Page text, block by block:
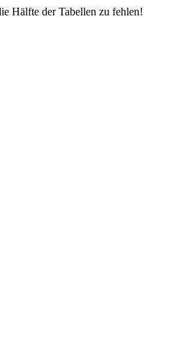
Hälfte der Tabellen zu fehlen!